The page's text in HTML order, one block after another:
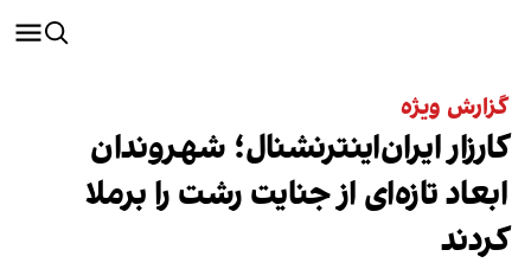
گزارش ویژه
کارزار ایران‌اینترنشنال؛ شهروندان
ابعاد تازه‌ای از جنایت رشت را برملا
کردند